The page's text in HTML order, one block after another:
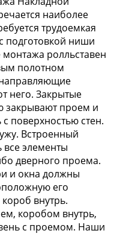
наиболее
трудоемкая
подготовкой ниши
ролльставен
полотном
него. Закрытые
закрывают проем и
поверхностью стен.
Встроенный
элементы
дверного проема.
и окна должны
его
внутрь.
коробом внутрь,
с проемом. Наши